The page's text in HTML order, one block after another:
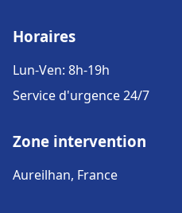
Horaires
Lun-Ven: 8h-19h
Service d'urgence 24/7
Zone intervention
Aureilhan, France